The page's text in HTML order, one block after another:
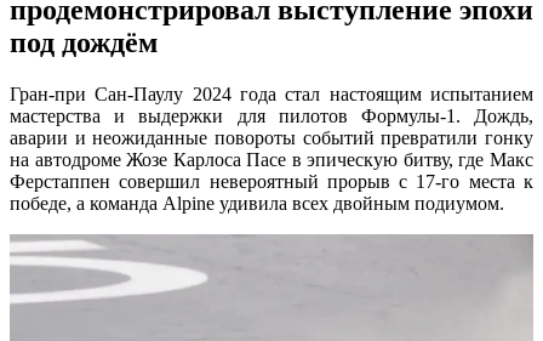
продемонстрировал выступление эпохи
под дождём
Гран-при Сан-Паулу 2024 года стал настоящим испытанием
мастерства и выдержки для пилотов Формулы-1. Дождь,
аварии и неожиданные повороты событий превратили гонку
на автодроме Жозе Карлоса Пасе в эпическую битву, где Макс
Ферстаппен совершил невероятный прорыв с 17-го места к
победе, а команда Alpine удивила всех двойным подиумом.